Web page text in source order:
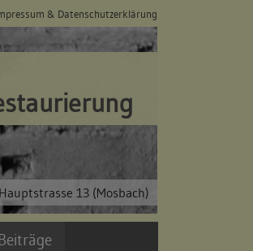
& Datenschutzerklärung
Hauptstrasse 13 (Mosbach)